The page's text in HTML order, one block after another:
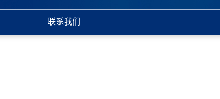
联系我们